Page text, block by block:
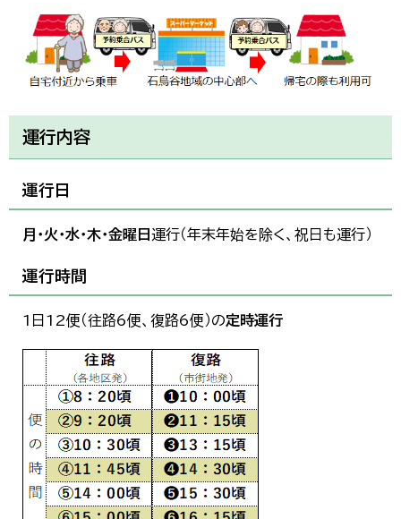
運行内容
運行日
月・火・水・木・金曜日運行（年末年始を除く、祝日も運行）
運行時間
1日12便（往路6便、復路6便）の定時運行